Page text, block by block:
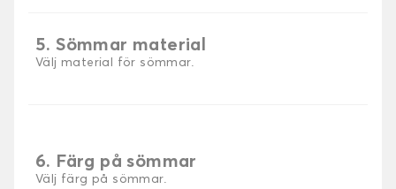
5. Sömmar material
Välj material för sömmar.
6. Färg på sömmar
Välj färg på sömmar.